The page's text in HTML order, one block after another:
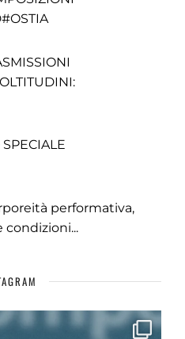
performativa,
condizioni...